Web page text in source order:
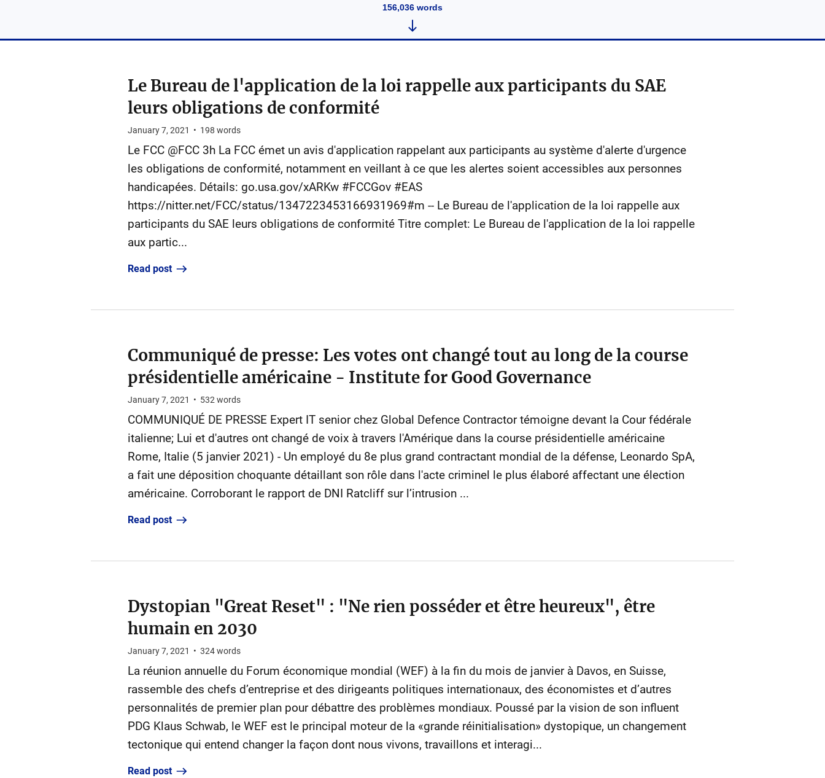
156,036words
Le Bureau de l'application de la loi rappelle aux participants du SAE
leurs obligations de conformité
January 7, 2021 • 198 words
Le FCC @FCC 3h La FCC émet un avis d'application rappelant aux participants au système d'alerte d'urgence
les obligations de conformité, notamment en veillant à ce que les alertes soient accessibles aux personnes
handicapées. Détails: go.usa.gov/xARKw #FCCGov #EAS
https://nitter.net/FCC/status/1347223453166931969#m -- Le Bureau de l'application de la loi rappelle aux
participants du SAE leurs obligations de conformité Titre complet: Le Bureau de l'application de la loi rappelle
aux partic...
Read post
Communiqué de presse: Les votes ont changé tout au long de la course
présidentielle américaine - Institute for Good Governance
January 7, 2021 • 532 words
COMMUNIQUÉ DE PRESSE Expert IT senior chez Global Defence Contractor témoigne devant la Cour fédérale
italienne; Lui et d'autres ont changé de voix à travers l'Amérique dans la course présidentielle américaine
Rome, Italie (5 janvier 2021) - Un employé du 8e plus grand contractant mondial de la défense, Leonardo SpA,
a fait une déposition choquante détaillant son rôle dans l'acte criminel le plus élaboré affectant une élection
américaine. Corroborant le rapport de DNI Ratcliff sur l’intrusion ...
Read post
Dystopian "Great Reset" : "Ne rien posséder et être heureux", être
humain en 2030
January 7, 2021 • 324words
La réunion annuelle du Forum économique mondial (WEF) à la fin du mois de janvier à Davos, en Suisse,
rassemble des chefs d’entreprise et des dirigeants politiques internationaux, des économistes et d’autres
personnalités de premier plan pour débattre des problèmes mondiaux. Poussé par la vision de son influent
PDG Klaus Schwab, le WEF est le principal moteur de la «grande réinitialisation» dystopique, un changement
tectonique qui entend changer la façon dont nous vivons, travaillons et interagi...
Read post